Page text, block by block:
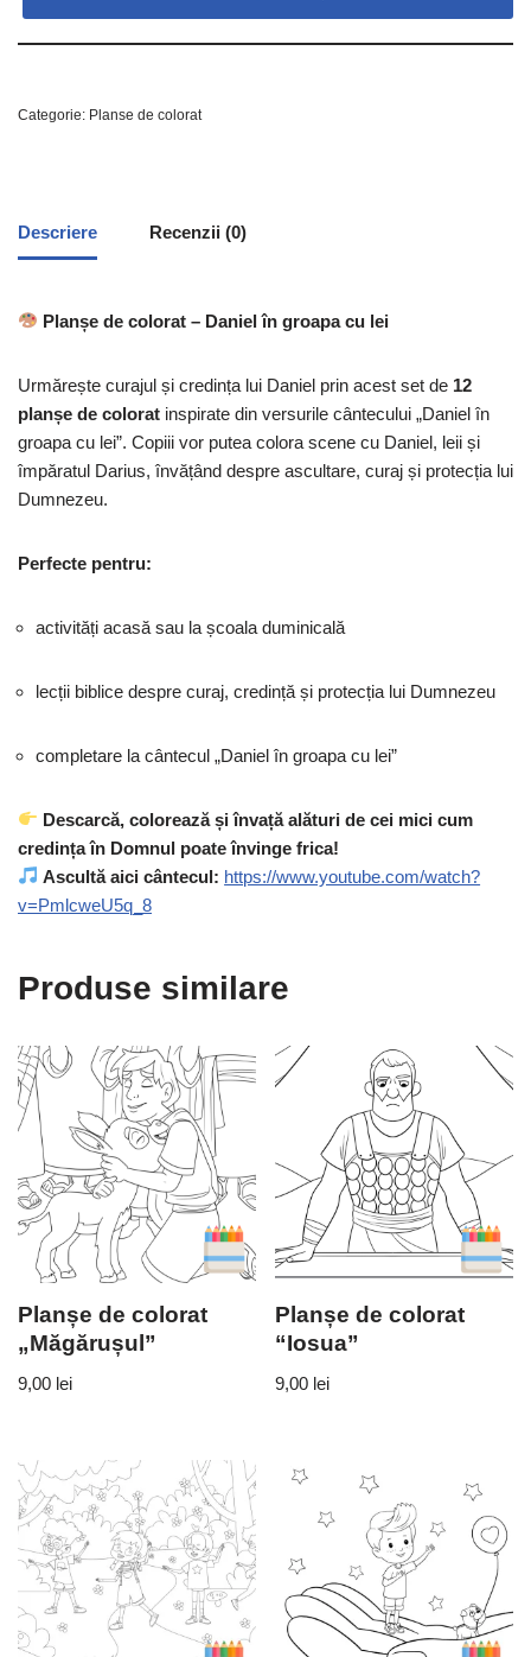
Categorie: Planse de colorat
Descriere Recenzii (0)
Planșe de colorat – Daniel în groapa cu lei
Urmărește curajul și credința lui Daniel prin acest set de 12
planșe de colorat inspirate din versurile cântecului „Daniel în
groapa cu lei”. Copiii vor putea colora scene cu Daniel, leii și
împăratul Darius, învățând despre ascultare, curaj și protecția lui
Dumnezeu.
Perfecte pentru:
activități acasă sau la școala duminicală
lecții biblice despre curaj, credință și protecția lui Dumnezeu
completare la cântecul „Daniel în groapa cu lei”
Descarcă, colorează și învață alături de cei mici cum
credința în Domnul poate învinge frica!
Ascultă aici cântecul: https://www.youtube.com/watch?
v=PmlcweU5q_8
Produse similare
Planșe de colorat
„Măgărușul”
9,00 lei
Planșe de colorat
“Iosua”
9,00 lei